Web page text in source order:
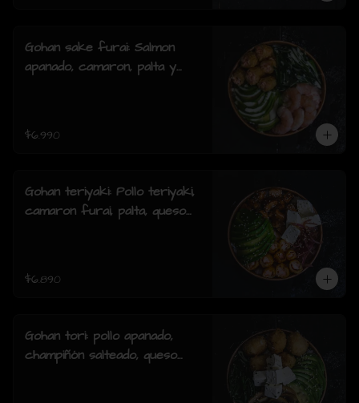
Gohan sake furai: Salmon
apanado, camaron, palta y
$6.990
Gohan teriyaki: Pollo teriyaki,
camaron furai, palta, queso
$6.890
Gohan tori: pollo apanado,
champiñón salteado, queso